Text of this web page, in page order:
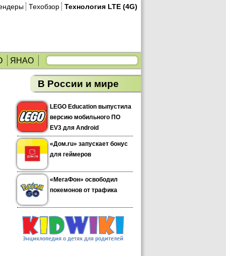
Техобзор Технология LTE (4G)
ЯНАО
В России и мире
LEGO Education выпустила
версию мобильного ПО
EV3 для Android
«Дом.ru» запускает бонус
для геймеров
«МегаФон» освободил
покемонов от трафика